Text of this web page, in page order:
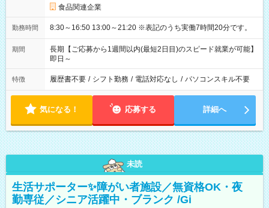
食品関連企業
勤務時間 8:30～16:50 13:00～21:20 ※表記のうち実働7時間20分です。
期間
長期【ご応募から1週間以内(最短2日目)のスピード就業が可能】
即日～
特徴 履歴書不要 / シフト勤務 / 電話対応なし / パソコンスキル不要
気になる！ 応募する 詳細へ
未読
生活サポーター✨障がい者施設／無資格OK・夜
勤専従／シニア活躍中・ブランク /Gi